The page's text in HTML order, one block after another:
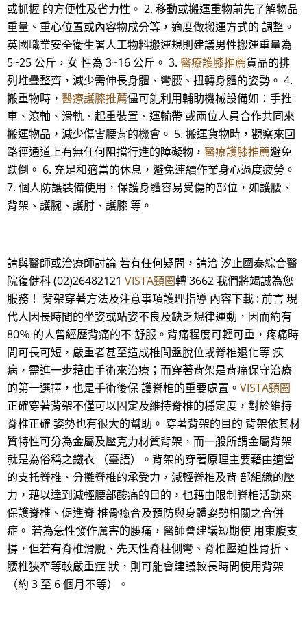
或抓握 的方便性及省力性。 2. 移動或搬運重物前先了解物品
重量、重心位置或內容物成分等，適度做搬運方式的 調整。
英國職業安全衛生署人工物料搬運規則建議男性搬運重量為
5~25 公斤，女 性為 3~16 公斤。 3. 醫療護膝推薦貨品的排
列堆疊整齊，減少需伸長身體、彎腰、扭轉身體的姿勢。 4.
搬重物時， 醫療護膝推薦儘可能利用輔助機械設備如：手推
車、滾軸、滑軌、起重裝置、運輸帶 或兩位人員合作共同來
搬運物品，減少傷害腰背的機會。 5. 搬運貨物時，觀察來回
路徑通道上有無任何阻擋行進的障礙物， 醫療護膝推薦避免
跌倒。 6. 充足和適當的休息，避免連續作業身心過度疲勞。
7. 個人防護裝備使用，保護身體容易受傷的部位，如護腰、
背架、護腕、護肘、護膝 等。
請與醫師或治療師討論 若有任何疑問，請洽 汐止國泰綜合醫
院復健科 (02)26482121 VISTA頸圈轉 3662 我們將竭誠為您
服務！ 背架穿著方法及注意事項護理指導 內容下載 : 前言 現
代人因長時間的坐姿或站姿不良及缺乏規律運動，因而約有
80％ 的人曾經歷背痛的不 舒服。背痛程度可輕可重，疼痛時
間可長可短，嚴重者甚至造成椎間盤脫位或脊椎退化等 疾
病，需進一步藉由手術來治療；而穿著背架是背痛保守治療
的第一選擇，也是手術後保 護脊椎的重要處置。 VISTA頸圈
正確穿著背架不僅可以固定及維持脊椎的穩定度，對於維持
脊椎正確 姿勢也有很大的幫助。 穿著背架的目的 背架依其材
質特性可分為金屬及壓克力材質背架，而一般所謂金屬背架
就是為俗稱之鐵衣 （臺語）。背架的穿著原理主要藉由適當
的支托脊椎、分攤脊椎的承受力，減輕脊椎及背 部組織的壓
力，藉以達到減輕腰部酸痛的目的，也藉由限制脊椎活動來
保護脊椎、促進脊 椎骨癒合及預防與身體姿勢相關之合併
症。 若為急性發作厲害的腰痛，醫師會建議短期使 用束腹支
撐，但若有脊椎滑脫、先天性脊柱側彎、脊椎壓迫性骨折、
腰椎狹窄等較嚴重症 狀，則可能會建議較長時間使用背架
（約 3 至 6 個月不等）。